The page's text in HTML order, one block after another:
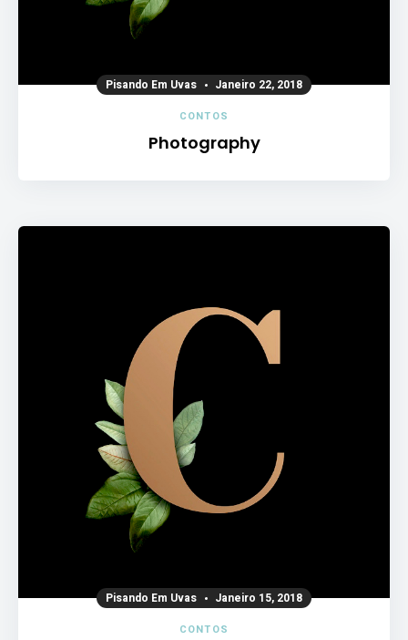
Pisando Em Uvas Janeiro 22, 2018
CONTOS
Photography
Pisando Em Uvas Janeiro 15, 2018
CONTOS